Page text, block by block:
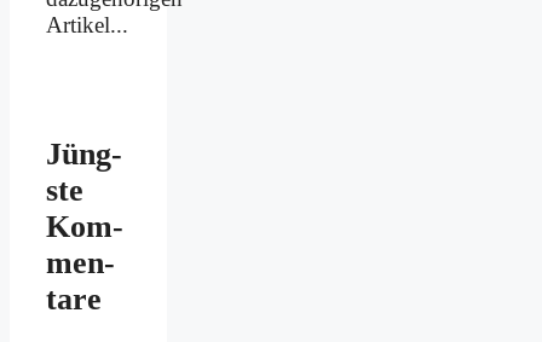
Artikel...
Jüng­
ste
Kom­
men­
ta­re